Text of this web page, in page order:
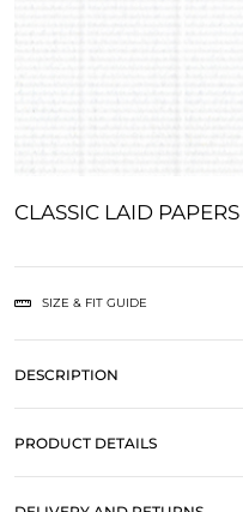
CLASSIC LAID
SIZE & FIT GUIDE
DESCRIPTION
PRODUCT DETAILS